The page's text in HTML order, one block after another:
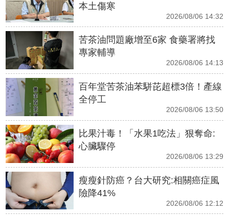
本土傷寒
2026/08/06 14:32
苦茶油問題廠增至6家 食藥署將找
專家輔導
2026/08/06 14:13
百年堂苦茶油苯駢芘超標3倍！產線
全停工
2026/08/06 13:50
比果汁毒！「水果1吃法」狠奪命:
心臟驟停
2026/08/06 13:29
瘦瘦針防癌？台大研究:相關癌症風
險降41%
2026/08/06 12:12